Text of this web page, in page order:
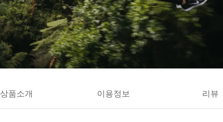
상품소개 이용정보 리뷰